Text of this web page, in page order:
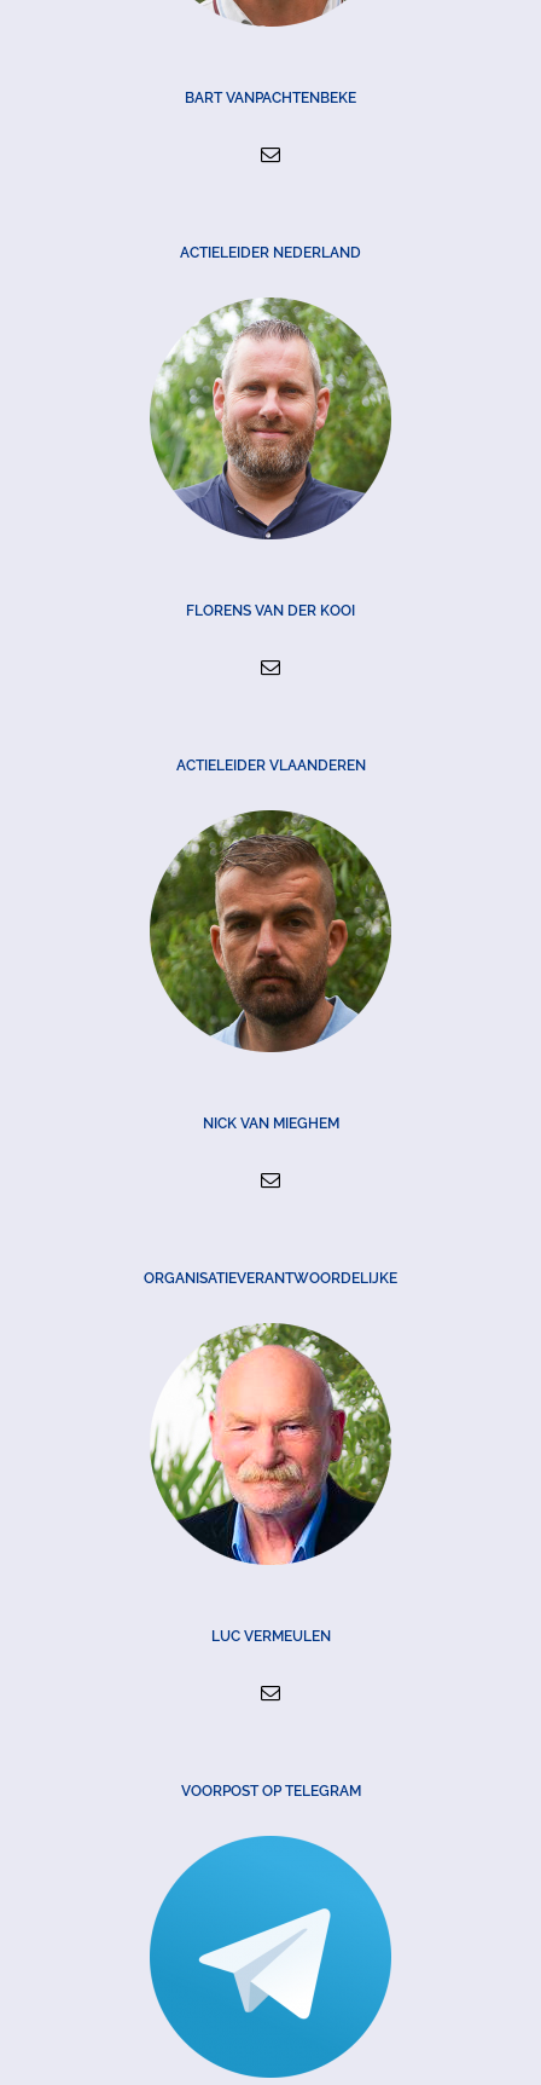
BART VANPACHTENBEKE
ACTIELEIDER NEDERLAND
FLORENS VAN DER KOOI
ACTIELEIDER VLAANDEREN
NICK VAN MIEGHEM
ORGANISATIEVERANTWOORDELIJKE
LUC VERMEULEN
VOORPOST OP TELEGRAM